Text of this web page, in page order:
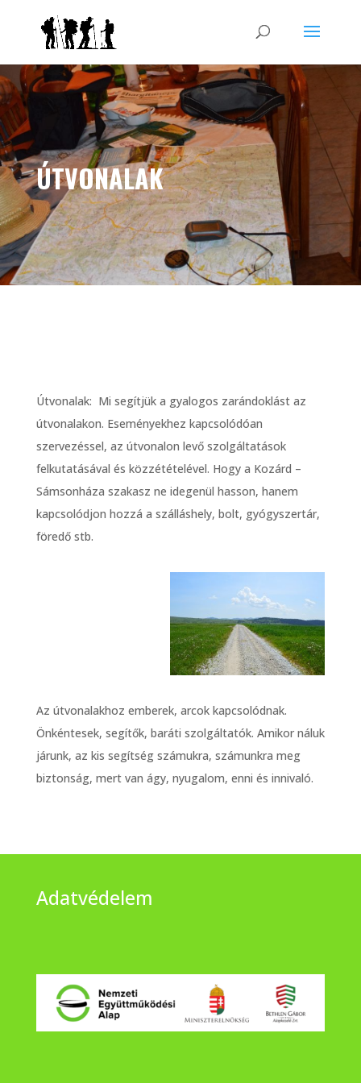
ÚTVONALAK
Útvonalak: Mi segítjük a gyalogos zarándoklást az
útvonalakon. Eseményekhez kapcsolódóan
szervezéssel, az útvonalon levő szolgáltatások
felkutatásával és közzétételével. Hogy a Kozárd –
Sámsonháza szakasz ne idegenül hasson, hanem
kapcsolódjon hozzá a szálláshely, bolt, gyógyszertár,
föredő stb.
Az útvonalakhoz emberek, arcok kapcsolódnak.
Önkéntesek, segítők, baráti szolgáltatók. Amikor náluk
járunk, az kis segítség számukra, számunkra meg
biztonság, mert van ágy, nyugalom, enni és innivaló.
Adatvédelem